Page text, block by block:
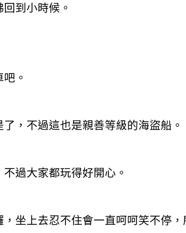
到小時候。
。
，不過這也是親善等級的海盜船。
過大家都玩得好開心。
坐上去忍不住會一直呵呵笑不停，